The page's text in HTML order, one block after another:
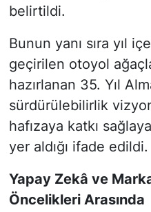
belirtildi.
Bunun yanı sıra yıl
geçirilen otoyol
hazırlanan 35. Yıl
sürdürülebilirlik
hafızaya katkı
yer aldığı ifade edildi.
Yapay Zekâ ve
Öncelikleri Arasında